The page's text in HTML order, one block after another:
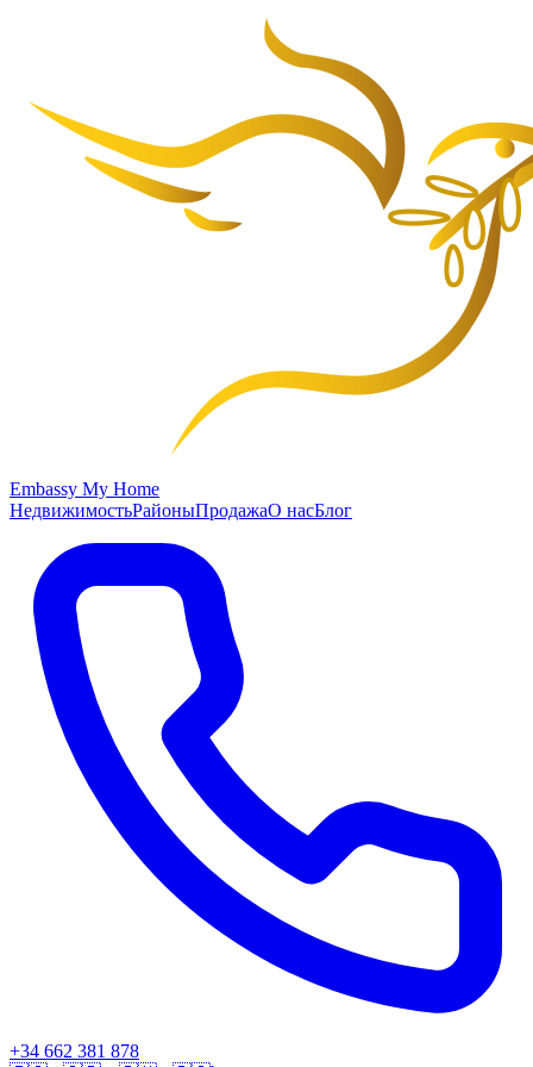
Embassy My Home
НедвижимостьРайоныПродажаО насБлог
+34 662 381 878